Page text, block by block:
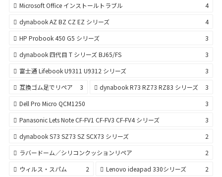
Microsoft Office インストールトラブル
4
dynabook AZ BZ CZ EZ シリーズ
4
HP Probook 450 G5 シリーズ
3
dynabook 四代目 T シリーズ BJ65/FS
3
富士通 Lifebook U9311 U9312 シリーズ
3
互換ゴム足でリペア
3 dynabook R73 RZ73 RZ83 シリーズ
3
Dell Pro Micro QCM1250
3
Panasonic Lets Note CF-FV1 CF-FV3 CF-FV4 シリーズ
3
dynabook S73 SZ73 SZ SCX73 シリーズ
2
ラバードーム／シリコンクッションリペア
2
ウィルス・スパム
2 Lenovo ideapad 330シリーズ
2